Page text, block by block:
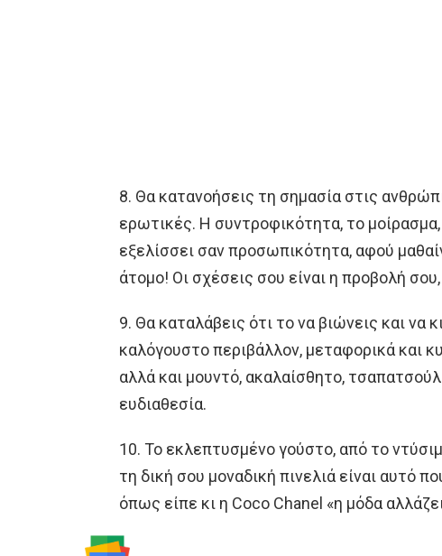
8. Θα κατανοήσεις τη σημασία στις
ερωτικές. Η συντροφικότητα, το
εξελίσσει σαν προσωπικότητα, αφού
άτομο! Οι σχέσεις σου είναι η προβολή
9. Θα καταλάβεις ότι το να βιώνεις και να
καλόγουστο περιβάλλον, μεταφορικά και
αλλά και μουντό, ακαλαίσθητο,
ευδιαθεσία.
10. Το εκλεπτυσμένο γούστο, από το
τη δική σου μοναδική πινελιά είναι αυτό
όπως είπε κι η Coco Chanel «η μόδα